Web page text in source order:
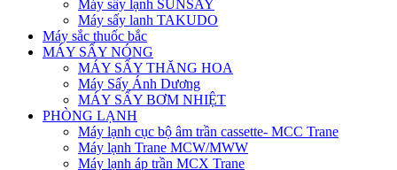
Máy sấy lạnh SUNSAY
Máy sấy lanh TAKUDO
Máy sắc thuốc bắc
MÁY SẤY NÓNG
MÁY SẤY THĂNG HOA
Máy Sấy Ánh Dương
MÁY SẤY BƠM NHIỆT
PHÒNG LẠNH
Máy lạnh cục bộ âm trần cassette- MCC Trane
Máy lạnh Trane MCW/MWW
Máy lạnh áp trần MCX Trane